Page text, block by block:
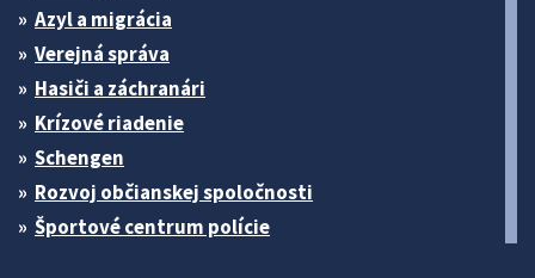
Azyl a migrácia
Verejná správa
Hasiči a záchranári
Krízové riadenie
Schengen
Rozvoj občianskej spoločnosti
Športové centrum polície